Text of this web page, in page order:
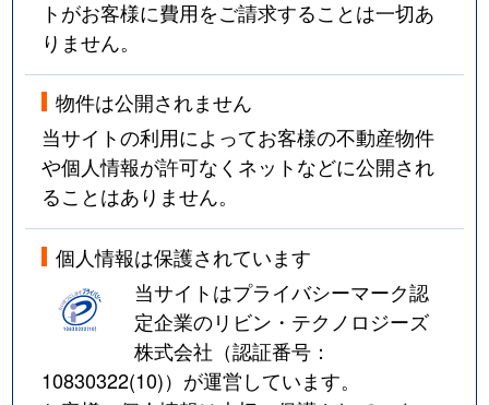
トがお客様に費用をご請求することは一切あ
りません。
物件は公開されません
当サイトの利用によってお客様の不動産物件
や個人情報が許可なくネットなどに公開され
ることはありません。
個人情報は保護されています
当サイトはプライバシーマーク認
定企業のリビン・テクノロジーズ
株式会社（認証番号：
10830322(10)）が運営しています。